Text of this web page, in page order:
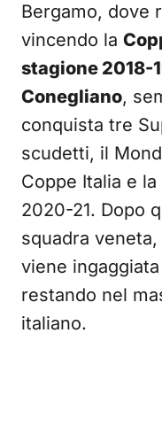
Bergamo, dove
vincendo la
stagione 2018-
Conegliano,
conquista tre
scudetti, il
Coppe Italia e
2020-21. Dopo
squadra
viene
restando nel
italiano.